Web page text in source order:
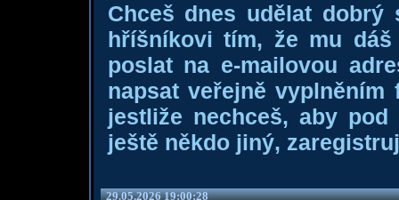
Chceš dnes udělat dobrý
hříšníkovi tím, že mu
poslat na e-mailovou
napsat veřejně
jestliže nechceš, aby
ještě někdo jiný,
29.05.2026 19:00:28